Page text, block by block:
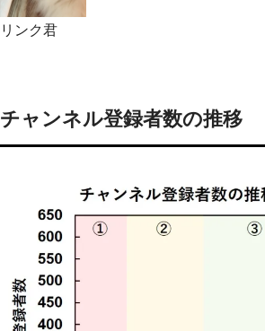
リンク君
チャンネル登録者数の推移